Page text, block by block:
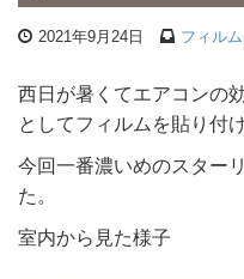
2021年9月24日 フィルム
西日が暑くてエアコンの
としてフィルムを貼り付
今回一番濃いめのスター
た。
室内から見た様子